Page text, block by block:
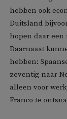
hebben ook
Duitsland
hopen daar een
Daarnaast
hebben:
zeventig naar
alleen voor
Franco te